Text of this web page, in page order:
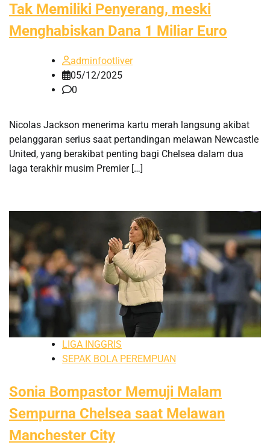
Tak Memiliki Penyerang, meski
Menghabiskan Dana 1 Miliar Euro
adminfootliver
05/12/2025
0
Nicolas Jackson menerima kartu merah langsung akibat
pelanggaran serius saat pertandingan melawan Newcastle
United, yang berakibat penting bagi Chelsea dalam dua
laga terakhir musim Premier […]
LIGA INGGRIS
SEPAK BOLA PEREMPUAN
Sonia Bompastor Memuji Malam
Sempurna Chelsea saat Melawan
Manchester City